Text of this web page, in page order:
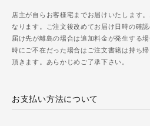
店主が自らお客様宅までお届けいたします
なります。ご注文後改めてお届け日時の確
届け先が離島の場合は追加料金が発生する
時にご不在だった場合はご注文書籍は持ち
頂きます。あらかじめご了承下さい。
お支払い方法について